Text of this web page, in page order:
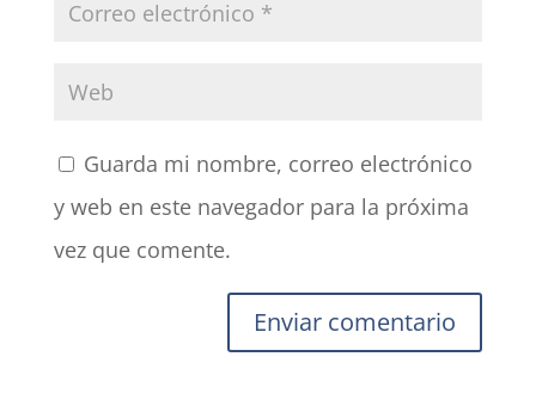
Guarda mi nombre, correo electrónico
y web en este navegador para la próxima
vez que comente.